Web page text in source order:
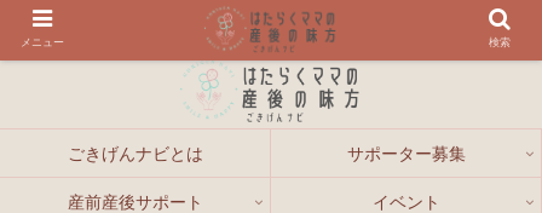
ごきげんナビとは サポーター募集
産前産後サポート イベント
メニュー 検索